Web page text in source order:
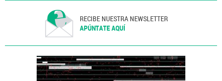
RECIBE NUESTRA NEWSLETTER
APÚNTATE AQUÍ